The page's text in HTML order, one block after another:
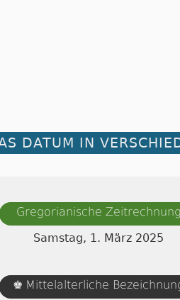
DATUM IN
Gregorianische Zeitrechnung
Samstag, 1. März 2025
♚ Mittelalterliche